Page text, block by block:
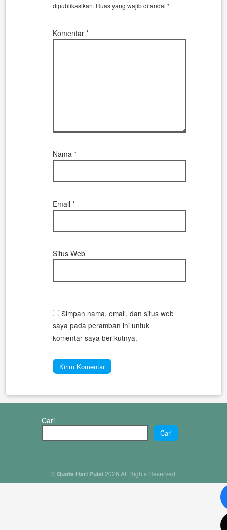
dipublikasikan. Ruas yang wajib ditandai*
Komentar*
Nama*
Email*
Situs Web
Simpan nama, email, dan situs web
saya pada peramban ini untuk
komentar saya berikutnya.
Cari
Cari
©Quote Hari Puisi2026 All Rights Reserved.